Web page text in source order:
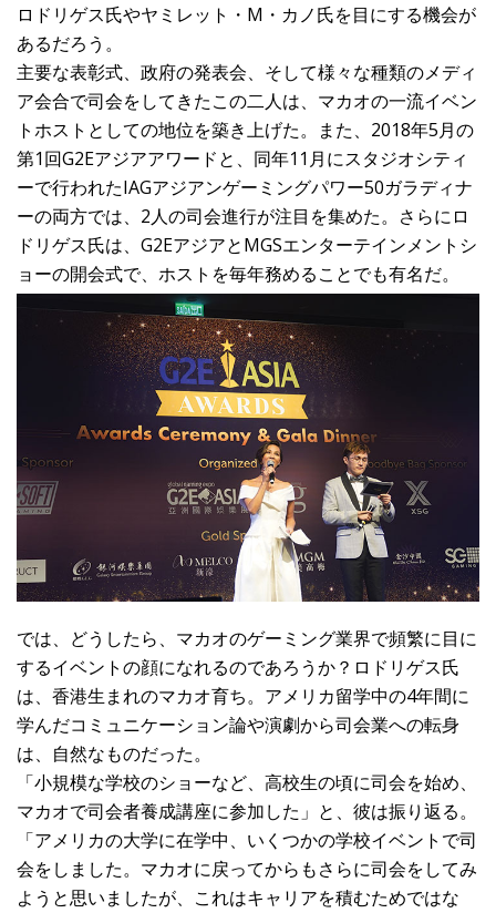
ロドリゲス氏やヤミレット・M・カノ氏を目にする機会が
あるだろう。
主要な表彰式、政府の発表会、そして様々な種類のメディ
ア会合で司会をしてきたこの二人は、マカオの一流イベン
トホストとしての地位を築き上げた。また、2018年5月の
第1回G2Eアジアアワードと、同年11月にスタジオシティ
ーで行われたIAGアジアンゲーミングパワー50ガラディナ
ーの両方では、2人の司会進行が注目を集めた。さらにロ
ドリゲス氏は、G2EアジアとMGSエンターテインメントシ
ョーの開会式で、ホストを毎年務めることでも有名だ。
では、どうしたら、マカオのゲーミング業界で頻繁に目に
するイベントの顔になれるのであろうか？ロドリゲス氏
は、香港生まれのマカオ育ち。アメリカ留学中の4年間に
学んだコミュニケーション論や演劇から司会業への転身
は、自然なものだった。
「小規模な学校のショーなど、高校生の頃に司会を始め、
マカオで司会者養成講座に参加した」と、彼は振り返る。
「アメリカの大学に在学中、いくつかの学校イベントで司
会をしました。マカオに戻ってからもさらに司会をしてみ
ようと思いましたが、これはキャリアを積むためではな